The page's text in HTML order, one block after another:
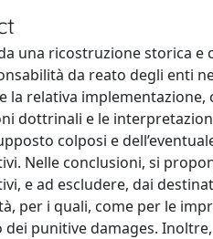
una ricostruzione storica e
da reato degli enti
la relativa
dottrinali e le
colposi e
Nelle conclusioni, si
e ad escludere, dai
per i quali, come per le
punitive damages.